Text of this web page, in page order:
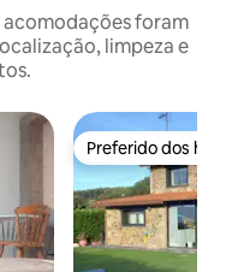
acomodações foram
limpeza e
Preferido dos
Preferido dos